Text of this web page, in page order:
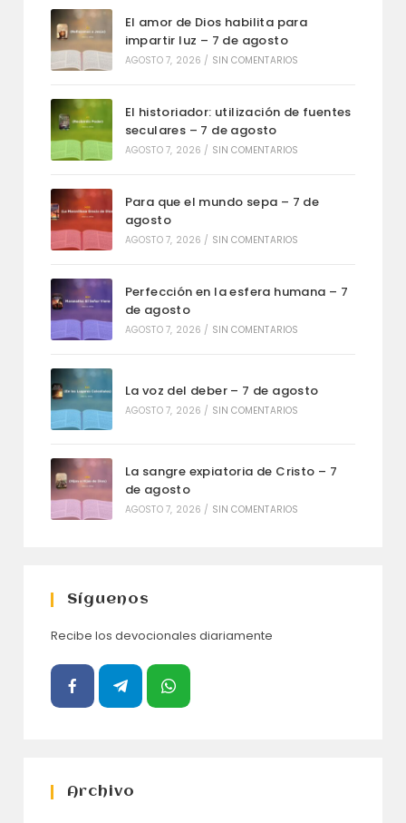
El amor de Dios habilita para
impartir luz – 7 de agosto
AGOSTO 7, 2026 / SIN COMENTARIOS
El historiador: utilización de fuentes
seculares – 7 de agosto
AGOSTO 7, 2026 / SIN COMENTARIOS
Para que el mundo sepa – 7 de
agosto
AGOSTO 7, 2026 / SIN COMENTARIOS
Perfección en la esfera humana – 7
de agosto
AGOSTO 7, 2026 / SIN COMENTARIOS
La voz del deber – 7 de agosto
AGOSTO 7, 2026 / SIN COMENTARIOS
La sangre expiatoria de Cristo – 7
de agosto
AGOSTO 7, 2026 / SIN COMENTARIOS
Síguenos
Recibe los devocionales diariamente
Archivo